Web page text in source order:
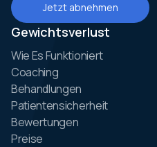
Jetzt abnehmen
Gewichtsverlust
Wie Es Funktioniert
Coaching
Behandlungen
Patientensicherheit
Bewertungen
Preise